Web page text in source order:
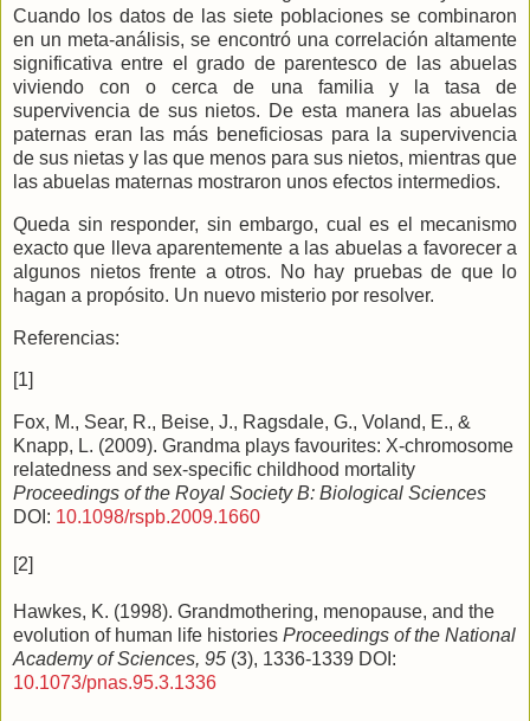
Cuando los datos de las siete poblaciones se combinaron
en un meta-análisis, se encontró una correlación altamente
significativa entre el grado de parentesco de las abuelas
viviendo con o cerca de una familia y la tasa de
supervivencia de sus nietos. De esta manera las abuelas
paternas eran las más beneficiosas para la supervivencia
de sus nietas y las que menos para sus nietos, mientras que
las abuelas maternas mostraron unos efectos intermedios.
Queda sin responder, sin embargo, cual es el mecanismo
exacto que lleva aparentemente a las abuelas a favorecer a
algunos nietos frente a otros. No hay pruebas de que lo
hagan a propósito. Un nuevo misterio por resolver.
Referencias:
[1]
Fox, M., Sear, R., Beise, J., Ragsdale, G., Voland, E., &
Knapp, L. (2009). Grandma plays favourites: X-chromosome
relatedness and sex-specific childhood mortality
Proceedings of the Royal Society B: Biological Sciences
DOI: 10.1098/rspb.2009.1660
[2]
Hawkes, K. (1998). Grandmothering, menopause, and the
evolution of human life histories Proceedings of the National
Academy of Sciences, 95 (3), 1336-1339 DOI:
10.1073/pnas.95.3.1336